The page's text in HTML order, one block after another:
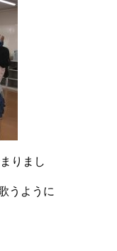
りまし
うように